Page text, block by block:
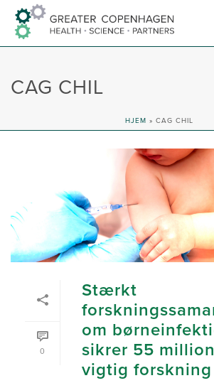
Hop
til
indhold
CAG CHIL
HJEM » CAG CHIL
0
Stærkt
om
sikrer 55
vigtig forskning